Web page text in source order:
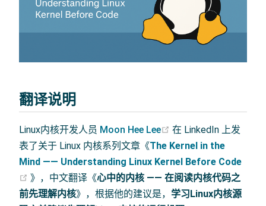
翻译说明
Linux内核开发人员 Moon Hee Lee (opens new window)
在 LinkedIn 上发
表了关于 Linux 内核系列文章《The Kernel in the
Mind —— Understanding Linux Kernel Before Code
(opens new window)
》，中文翻译《心中的内核 —— 在阅读内核代码之
前先理解内核》，根据他的建议是， 学习Linux内核源